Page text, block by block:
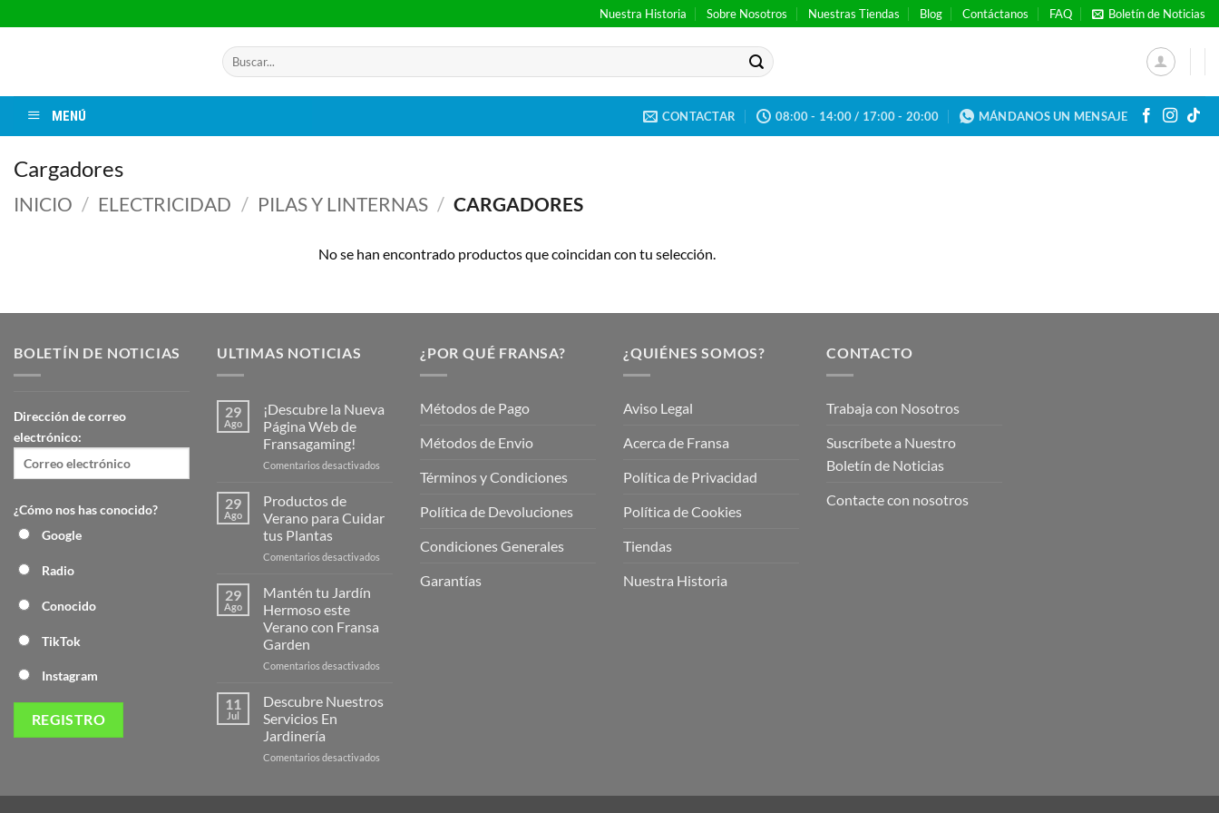
al
Nuestra Historia Sobre Nosotros Nuestras Tiendas Blog Contáctanos FAQ Boletín de Noticias
Buscar
por:
MENÚ CONTACTAR 08:00 - 14:00 / 17:00 - 20:00 MÁNDANOS UN MENSAJE
Cargadores
INICIO / ELECTRICIDAD / PILAS Y LINTERNAS / CARGADORES
No se han encontrado productos que coincidan con tu selección.
BOLETÍN DE NOTICIAS
Dirección de correo
electrónico:
¿Cómo nos has conocido?
Google
Radio
Conocido
TikTok
Instagram
ULTIMAS NOTICIAS
29
Ago
¡Descubre la Nueva
Página Web de
Fransagaming!
Comentarios desactivados
Página
29
Ago
Productos de
Verano para Cuidar
tus Plantas
Comentarios desactivados
29
Ago
Mantén tu Jardín
Hermoso este
Verano con Fransa
Garden
Comentarios desactivados
Jardín
11
Jul
Descubre Nuestros
Servicios En
Jardinería
Comentarios desactivados
¿POR QUÉ FRANSA?
Métodos de Pago
Métodos de Envio
Términos y Condiciones
Política de Devoluciones
Condiciones Generales
Garantías
¿QUIÉNES SOMOS?
Aviso Legal
Acerca de Fransa
Política de Privacidad
Política de Cookies
Tiendas
Nuestra Historia
CONTACTO
Trabaja con Nosotros
Suscríbete a Nuestro
Boletín de Noticias
Contacte con nosotros